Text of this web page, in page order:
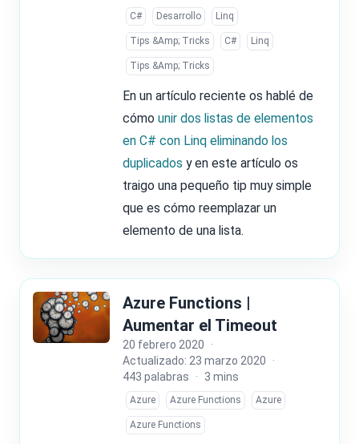
C# Desarrollo Linq
Tips &Amp; Tricks C# Linq
Tips &Amp; Tricks
En un artículo reciente os hablé de
cómo unir dos listas de elementos
en C# con Linq eliminando los
duplicados y en este artículo os
traigo una pequeño tip muy simple
que es cómo reemplazar un
elemento de una lista.
Azure Functions |
Aumentar el Timeout
20 febrero 2020 ·
Actualizado: 23 marzo 2020 ·
443 palabras · 3 mins
Azure Azure Functions Azure
Azure Functions